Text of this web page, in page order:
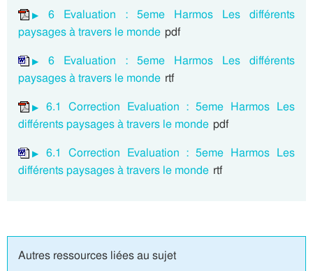
6 Evaluation : 5eme Harmos Les différents
paysages à travers le monde pdf
6 Evaluation : 5eme Harmos Les différents
paysages à travers le monde rtf
6.1 Correction Evaluation : 5eme Harmos Les
différents paysages à travers le monde pdf
6.1 Correction Evaluation : 5eme Harmos Les
différents paysages à travers le monde rtf
Autres ressources liées au sujet